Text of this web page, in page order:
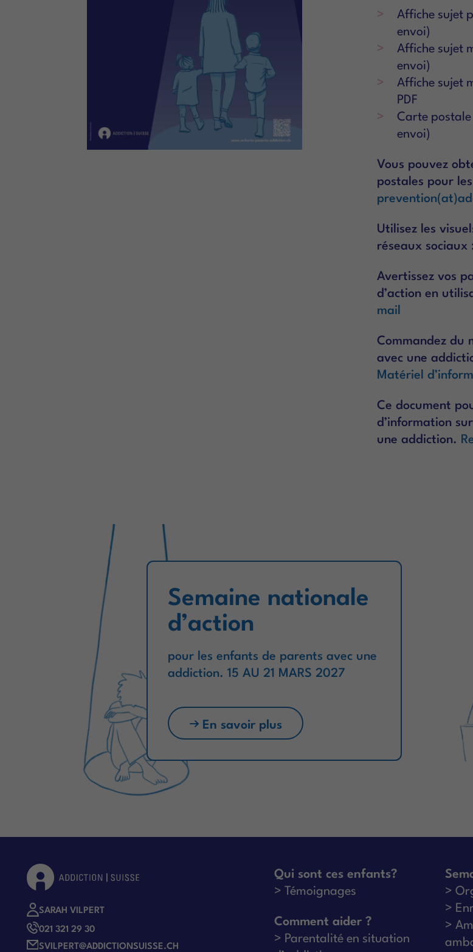
Affiche sujet
envoi)
Affiche sujet
envoi)
Affiche sujet
PDF
Carte
envoi)
Vous pouvez
postales pour
Utilisez les
réseaux sociaux
Avertissez vos
d’action en
mail
Commandez du
avec une
Matériel
Ce document
d’information
une addiction.
Semaine nationale
d’action
pour les enfants de parents avec une
addiction. 15 AU 21 MARS 2027
En savoir plus
SARAH VILPERT
021 321 29 30
SVILPERT@ADDICTIONSUISSE.CH
Qui sont ces enfants?
Témoignages
Comment aider ?
Parentalité en situation